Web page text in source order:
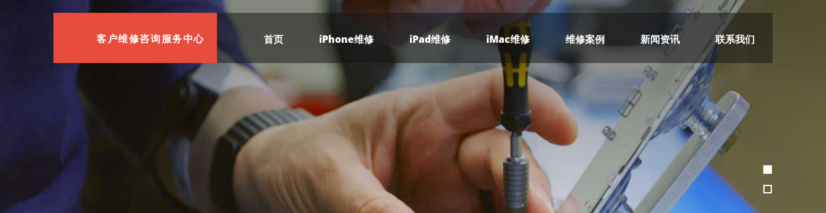
客户维修咨询服务中心 首页 iPhone维修 iPad维修 iMac维修 维修案例 新闻资讯 联系我们